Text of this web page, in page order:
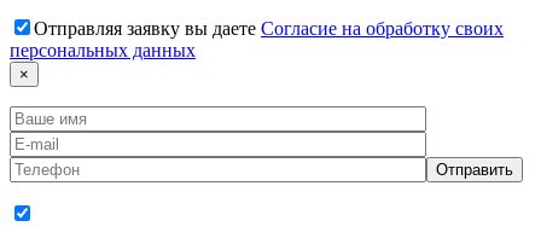
Отправляя заявку вы даете Согласие на обработку своих
персональных данных
×